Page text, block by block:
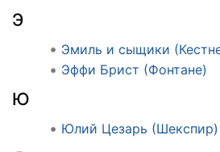
Э
Эмиль и сыщики
Эффи Брист (Фонтане)
Ю
Юлий Цезарь (Шекспир)